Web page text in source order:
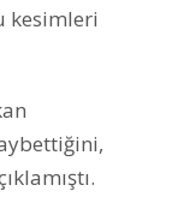
kesimleri